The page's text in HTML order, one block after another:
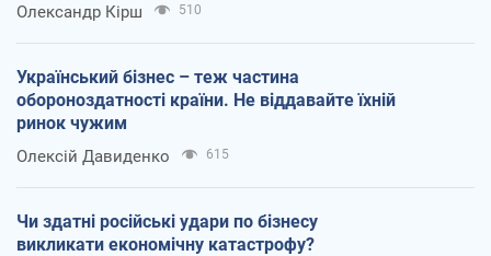
Олександр Кірш 510
Український бізнес – теж частина
обороноздатності країни. Не віддавайте їхній
ринок чужим
Олексій Давиденко 615
Чи здатні російські удари по бізнесу
викликати економічну катастрофу?